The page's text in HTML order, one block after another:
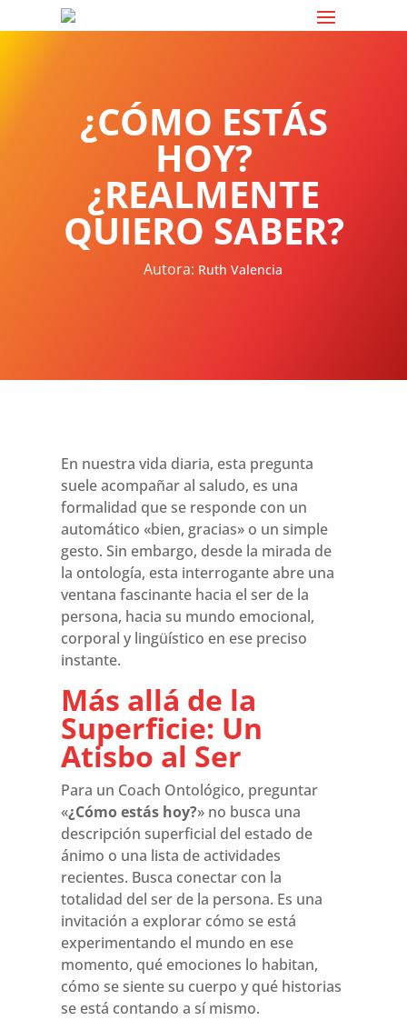
¿CÓMO ESTÁS
HOY?
¿REALMENTE
QUIERO SABER?
En nuestra vida diaria, esta pregunta
suele acompañar al saludo, es una
formalidad que se responde con un
automático «bien, gracias» o un simple
gesto. Sin embargo, desde la mirada de
la ontología, esta interrogante abre una
ventana fascinante hacia el ser de la
persona, hacia su mundo emocional,
corporal y lingüístico en ese preciso
instante.
Más allá de la
Superficie: Un
Atisbo al Ser
Para un Coach Ontológico, preguntar
«¿Cómo estás hoy?» no busca una
descripción superficial del estado de
ánimo o una lista de actividades
recientes. Busca conectar con la
totalidad del ser de la persona. Es una
invitación a explorar cómo se está
experimentando el mundo en ese
momento, qué emociones lo habitan,
cómo se siente su cuerpo y qué historias
se está contando a sí mismo.